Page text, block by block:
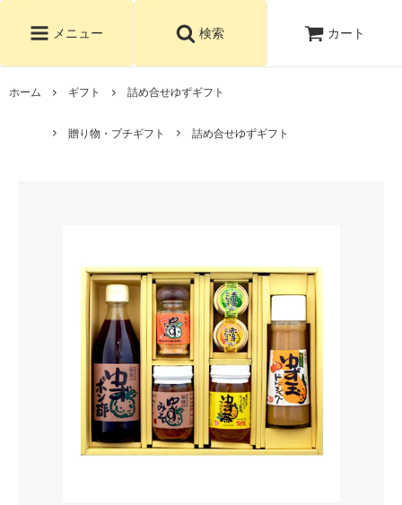
メニュー 検索 カート
ホーム ギフト 詰め合せゆずギフト
贈り物・プチギフト 詰め合せゆずギフト